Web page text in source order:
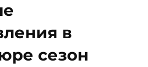
в
сезон